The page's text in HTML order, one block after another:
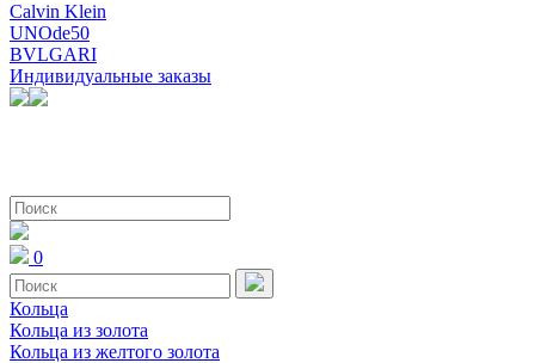
Calvin Klein
UNOde50
BVLGARI
Индивидуальные заказы
0
Кольца
Кольца из золота
Кольца из желтого золота